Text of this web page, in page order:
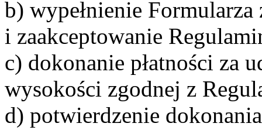
b) wypełnienie Formularza
i zaakceptowanie
c) dokonanie płatności za
wysokości zgodnej z
d) potwierdzenie